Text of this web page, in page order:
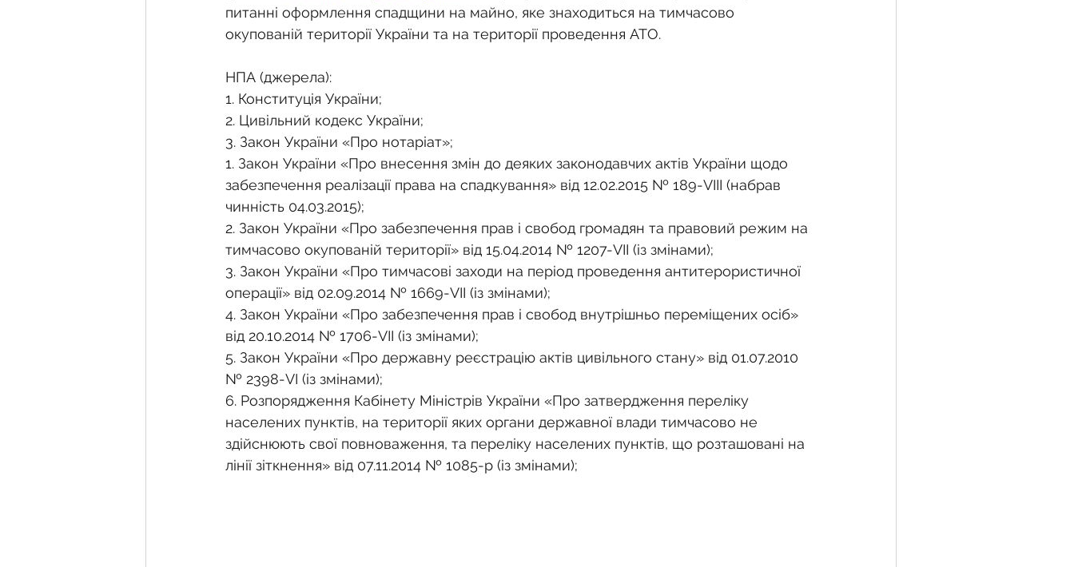
питанні оформлення спадщини на майно, яке знаходиться на тимчасово
окупованій території України та на території проведення АТО.
НПА (джерела):
1. Конституція України;
2. Цивільний кодекс України;
3. Закон України «Про нотаріат»;
1. Закон України «Про внесення змін до деяких законодавчих актів України щодо
забезпечення реалізації права на спадкування» від 12.02.2015 № 189-VІІІ (набрав
чинність 04.03.2015);
2. Закон України «Про забезпечення прав і свобод громадян та правовий режим на
тимчасово окупованій території» від 15.04.2014 № 1207-VІІ (із змінами);
3. Закон України «Про тимчасові заходи на період проведення антитерористичної
операції» від 02.09.2014 № 1669-VII (із змінами);
4. Закон України «Про забезпечення прав і свобод внутрішньо переміщених осіб»
від 20.10.2014 № 1706-VІІ (із змінами);
5. Закон України «Про державну реєстрацію актів цивільного стану» від 01.07.2010
№ 2398-VI (із змінами);
6. Розпорядження Кабінету Міністрів України «Про затвердження переліку
населених пунктів, на території яких органи державної влади тимчасово не
здійснюють свої повноваження, та переліку населених пунктів, що розташовані на
лінії зіткнення» від 07.11.2014 № 1085-р (із змінами);